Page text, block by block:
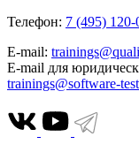
Телефон: 7 (495)
E-mail:
E-mail для
trainings@software-